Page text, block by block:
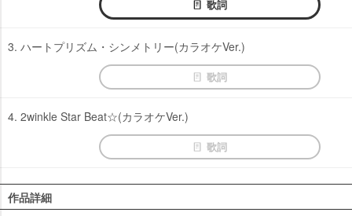
歌詞
3. ハートプリズム・シンメトリー(カラオケVer.)
歌詞
4. 2winkle Star Beat☆(カラオケVer.)
歌詞
作品詳細